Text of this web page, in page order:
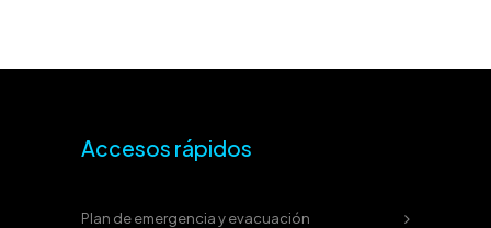
Accesos rápidos
Plan de emergencia y evacuación